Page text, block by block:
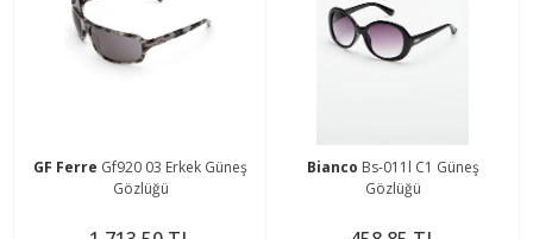
GF Ferre Gf920 03 Erkek Güneş
Gözlüğü
Bianco Bs-011l C1 Güneş
Gözlüğü